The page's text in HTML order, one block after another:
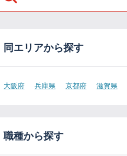
同エリアから探す
大阪府 兵庫県 京都府 滋賀県
職種から探す